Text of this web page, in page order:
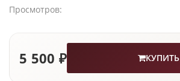
Просмотров:
5 500 ₽ КУПИТЬ